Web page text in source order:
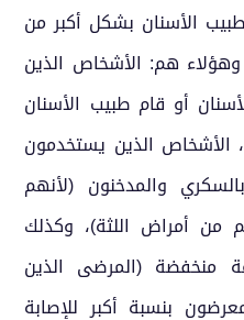
الأسنان بشكل أكبر من
وهؤلاء هم: الأشخاص الذين
أو قام طبيب الأسنان
الأشخاص الذين يستخدمون
والمدخنون (لأنهم
من أمراض اللثة)، وكذلك
منخفضة (المرضى الذين
بنسبة أكبر للإصابة